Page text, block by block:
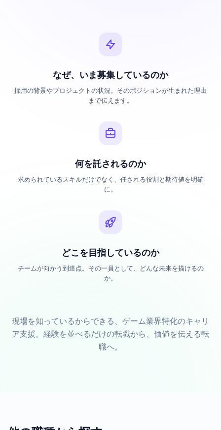
なぜ、いま募集しているのか
採用の背景やプロジェクトの状況。そのポジションが生まれた理由
まで伝えます。
何を託されるのか
求められているスキルだけでなく、任される役割と期待値を明確
に。
どこを目指しているのか
チームが向かう到達点。その一員として、どんな未来を描けるの
か。
現場を知っているからできる、ゲーム業界特化のキャリ
ア支援。経験を並べるだけの転職から、価値を伝える転
職へ。